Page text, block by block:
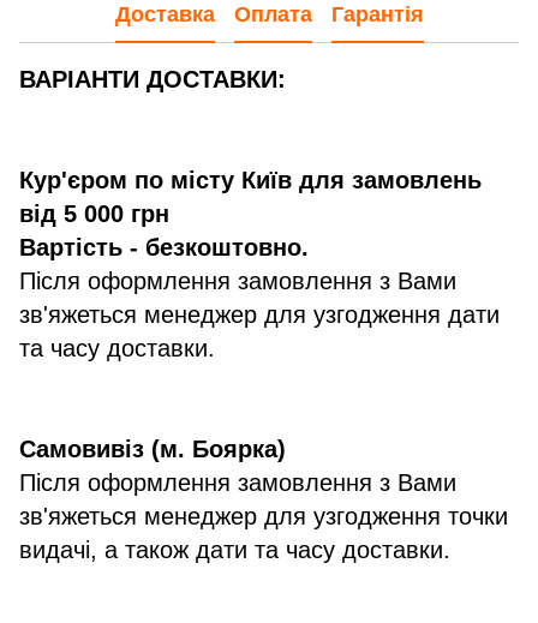
Доставка Оплата Гарантія
ВАРІАНТИ ДОСТАВКИ:
Кур'єром по місту Київ для замовлень
від 5 000 грн
Вартість - безкоштовно.
Після оформлення замовлення з Вами
зв'яжеться менеджер для узгодження дати
та часу доставки.
Самовивіз (м. Боярка)
Після оформлення замовлення з Вами
зв'яжеться менеджер для узгодження точки
видачі, а також дати та часу доставки.